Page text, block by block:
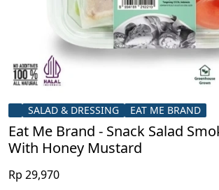
SALAD & DRESSING EAT ME BRAND
Eat Me Brand - Snack Salad
With Honey Mustard
Rp 29,970